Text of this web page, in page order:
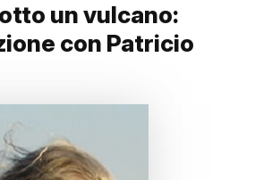
un vulcano:
con Patricio